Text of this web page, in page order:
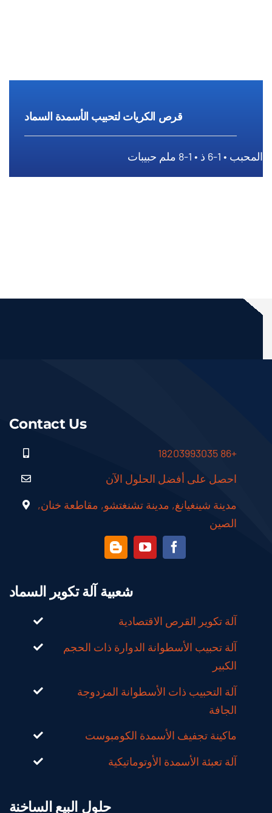
قرص الكريات لتحبيب الأسمدة السماد
قرص الكريات لتحبيب الأسمدة السماد
المحبب • 1-6 ذ • 1-8 ملم حبيبات
Contact Us
+86 18203993035
احصل على أفضل الحلول الآن
مدينة شينغيانغ, مدينة تشنغتشو, مقاطعة خنان,
الصين
شعبية آلة تكوير السماد
آلة تكوير القرص الاقتصادية
آلة تحبيب الأسطوانة الدوارة ذات الحجم
الكبير
آلة التحبيب ذات الأسطوانة المزدوجة
الجافة
ماكينة تجفيف الأسمدة الكومبوست
آلة تعبئة الأسمدة الأوتوماتيكية
حلول البيع الساخنة